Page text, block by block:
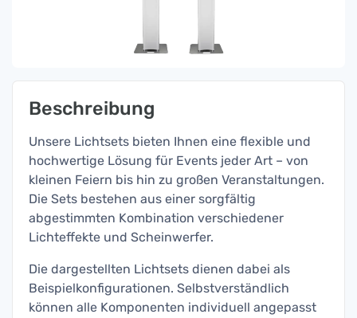
Beschreibung
Unsere Lichtsets bieten Ihnen eine flexible und
hochwertige Lösung für Events jeder Art – von
kleinen Feiern bis hin zu großen Veranstaltungen.
Die Sets bestehen aus einer sorgfältig
abgestimmten Kombination verschiedener
Lichteffekte und Scheinwerfer.
Die dargestellten Lichtsets dienen dabei als
Beispielkonfigurationen. Selbstverständlich
können alle Komponenten individuell angepasst